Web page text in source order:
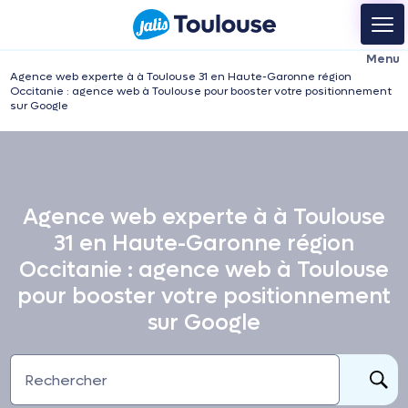
Agence web experte à à Toulouse 31 en Haute-Garonne région
Occitanie : agence web à Toulouse pour booster votre positionnement
sur Google
Agence web experte à à Toulouse
31 en Haute-Garonne région
Occitanie : agence web à Toulouse
pour booster votre positionnement
sur Google
Rechercher